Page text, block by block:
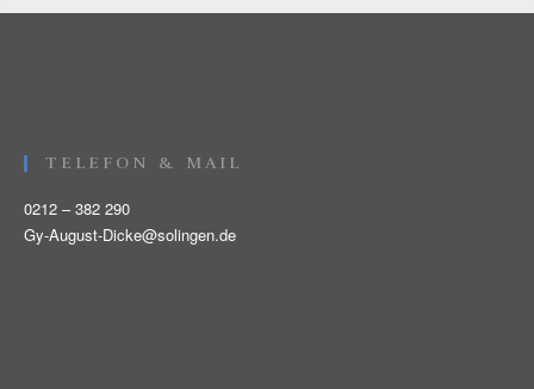
TELEFON & MAIL
0212 – 382 290
Gy-August-Dicke@solingen.de